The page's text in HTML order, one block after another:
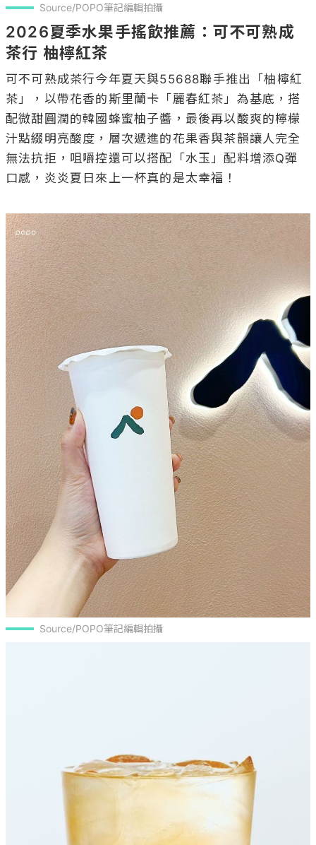
Source/POPO筆記編輯拍攝
2026夏季水果手搖飲推薦：可不可熟成
茶行 柚檸紅茶
可不可熟成茶行今年夏天與55688聯手推出「柚檸紅
茶」，以帶花香的斯里蘭卡「麗春紅茶」為基底，搭
配微甜圓潤的韓國蜂蜜柚子醬，最後再以酸爽的檸檬
汁點綴明亮酸度，層次遞進的花果香與茶韻讓人完全
無法抗拒，咀嚼控還可以搭配「水玉」配料增添Q彈
口感，炎炎夏日來上一杯真的是太幸福！
Source/POPO筆記編輯拍攝